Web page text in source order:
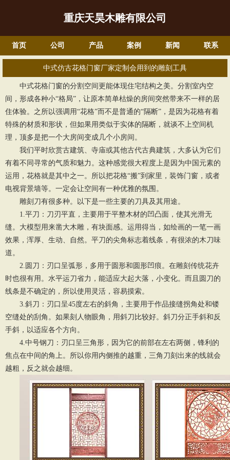
重庆天昊木雕有限公司
首页 公司 产品 案例 新闻 联系
中式仿古花格门窗厂家定制会用到的雕刻工具
中式花格门窗的分割空间更能体现住宅结构之美。分割室内空
间，形成各种小“格局”，让原本简单枯燥的房间突然带来不一样的居
住体验。之所以强调用“花格”而不是普通的“隔断”，是因为花格有着
特殊的材质和形状，但如果用类似于实体的隔断，就谈不上空间机
理，顶多是把一个大房间变成几个小房间。
我们平时欣赏古建筑、寺庙或其他古代古典建筑，大多认为它们
有着不同寻常的气质和魅力。这种感觉很大程度上是因为中国元素的
运用，花格就是其中之一。所以把花格“搬”到家里，装饰门窗，或者
电视背景墙等。一定会让空间有一种优雅的氛围。
雕刻刀有很多种。以下是一些主要的刀具及其用途。
1.平刀：刀刃平直，主要用于平整木材的凹凸面，使其光滑无
缝。大模型用来凿大木雕，有块面感。运用得当，如绘画的一笔一画
效果，浑厚、生动、自然。平刀的尖角标志着线条，有很浓的木刀味
道。
2.圆刀：刃口呈弧形，多用于圆形和圆形凹痕。在雕刻传统花卉
时也很有用。水平运刀省力，能适应大起大落，小变化。而且圆刀的
线条是不确定的，所以使用灵活，容易摸索。
3.斜刀：刃口呈45度左右的斜角，主要用于作品接缝拐角处和镂
空缝处的刮角。如果刻人物眼角，用斜刀比较好。斜刀分正手斜和反
手斜，以适应各个方向。
4.中号钢刀：刃口呈三角形，因为它的前部在左右两侧，锋利的
焦点在中间的角上。所以你用内侧推的越重，三角刀刻出来的线就会
越粗，反之就会越细。